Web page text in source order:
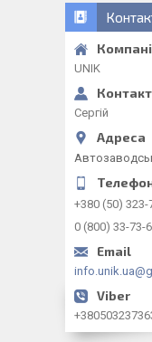
UNIK
Сергій
+380 (50) 323-
0 (800) 33-73-